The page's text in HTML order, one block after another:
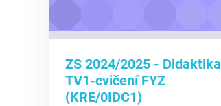
ZS 2024/2025 - Didaktika
TV1-cvičení FYZ
(KRE/0IDC1)